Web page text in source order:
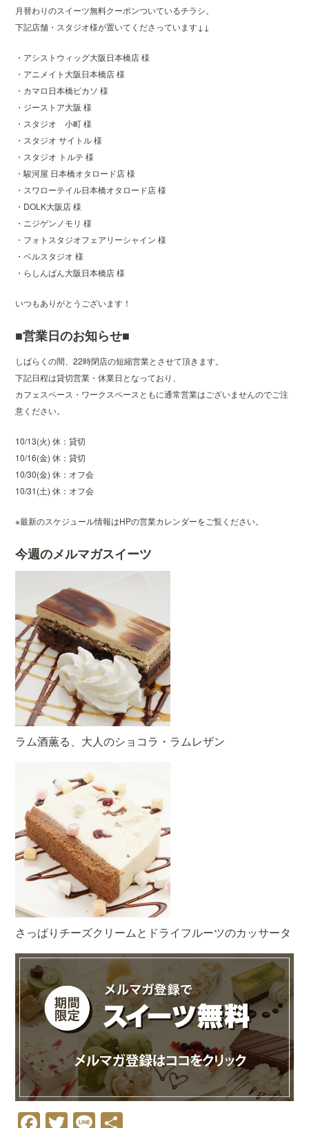
月替わりのスイーツ無料クーポンついているチラシ。
下記店舗・スタジオ様が置いてくださっています↓↓
・アシストウィッグ大阪日本橋店 様
・アニメイト大阪日本橋店 様
・カマロ日本橋ピカソ 様
・ジーストア大阪 様
・スタジオ 小町 様
・スタジオ サイトル 様
・スタジオ トルテ 様
・駿河屋 日本橋オタロード店 様
・スワローテイル日本橋オタロード店 様
・DOLK大阪店 様
・ニジゲンノモリ 様
・フォトスタジオフェアリーシャイン 様
・ベルスタジオ 様
・らしんばん大阪日本橋店 様
いつもありがとうございます！
■営業日のお知らせ■
しばらくの間、22時閉店の短縮営業とさせて頂きます。
下記日程は貸切営業・休業日となっており、
カフェスペース・ワークスペースともに通常営業はございませんのでご注
意ください。
10/13(火) 休：貸切
10/16(金) 休：貸切
10/30(金) 休：オフ会
10/31(土) 休：オフ会
※最新のスケジュール情報はHPの営業カレンダーをご覧ください。
今週のメルマガスイーツ
ラム酒薫る、大人のショコラ・ラムレザン
さっぱりチーズクリームとドライフルーツのカッサータ